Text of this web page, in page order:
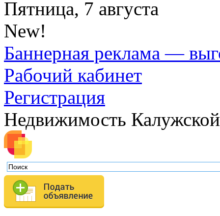
Пятница, 7 августа
New!
Баннерная реклама —
Рабочий кабинет
Регистрация
Недвижимость